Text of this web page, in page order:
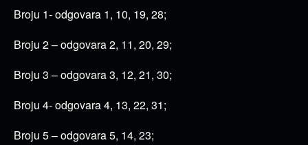
Broju 1- odgovara 1, 10, 19, 28;
Broju 2 – odgovara 2, 11, 20, 29;
Broju 3 – odgovara 3, 12, 21, 30;
Broju 4- odgovara 4, 13, 22, 31;
Broju 5 – odgovara 5, 14, 23;